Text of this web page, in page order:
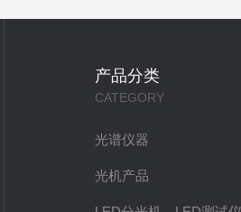
产品分类
CATEGORY
光谱仪器
光机产品